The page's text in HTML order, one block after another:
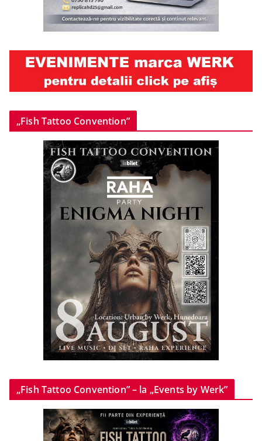
„Fish Tattoo Convention”
„Fish Tattoo Convention” – la „Events by Werk”